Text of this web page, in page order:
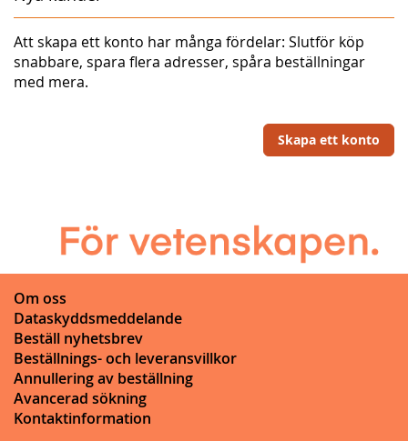
Att skapa ett konto har många fördelar: Slutför köp
snabbare, spara flera adresser, spåra beställningar
med mera.
Skapa ett konto
Om oss
Dataskyddsmeddelande
Beställ nyhetsbrev
Beställnings- och leveransvillkor
Annullering av beställning
Avancerad sökning
Kontaktinformation